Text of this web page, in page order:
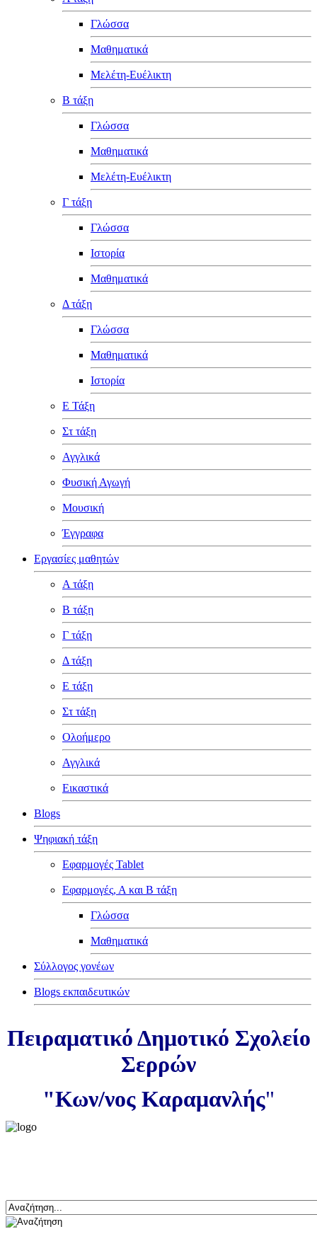
Γλώσσα
Μαθηματικά
Μελέτη-Ευέλικτη
Β τάξη
Γλώσσα
Μαθηματικά
Μελέτη-Ευέλικτη
Γ τάξη
Γλώσσα
Ιστορία
Μαθηματικά
Δ τάξη
Γλώσσα
Μαθηματικά
Ιστορία
Ε Τάξη
Στ τάξη
Αγγλικά
Φυσική Αγωγή
Μουσική
Έγγραφα
Εργασίες μαθητών
Α τάξη
Β τάξη
Γ τάξη
Δ τάξη
Ε τάξη
Στ τάξη
Ολοήμερο
Αγγλικά
Εικαστικά
Blogs
Ψηφιακή τάξη
Εφαρμογές Tablet
Εφαρμογές, Α και Β τάξη
Γλώσσα
Μαθηματικά
Σύλλογος γονέων
Blogs εκπαιδευτικών
Πειραματικό Δημοτικό Σχολείο
Σερρών
"Κων/νος Καραμανλής"